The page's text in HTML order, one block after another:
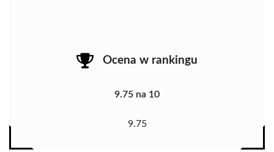
Ocena w rankingu
9.75 na 10
9.75